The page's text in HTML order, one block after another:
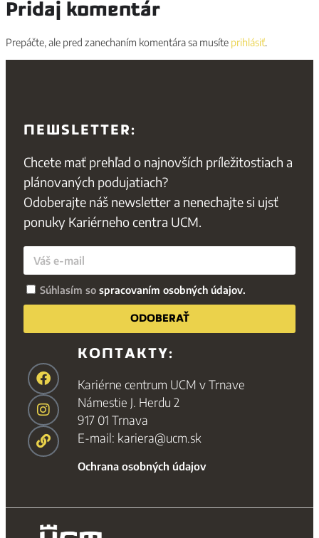
Pridaj komentár
Prepáčte, ale pred zanechaním komentára sa musíte prihlásiť.
NEWSLETTER:
Chcete mať prehľad o najnovších príležitostiach a
plánovaných podujatiach?
Odoberajte náš newsletter a nenechajte si ujsť
ponuky Kariérneho centra UCM.
Súhlasím so spracovaním osobných údajov.
ODOBERAŤ
KONTAKTY:
Kariérne centrum UCM v Trnave
Námestie J. Herdu 2
917 01 Trnava
E-mail: kariera@ucm.sk
Ochrana osobných údajov